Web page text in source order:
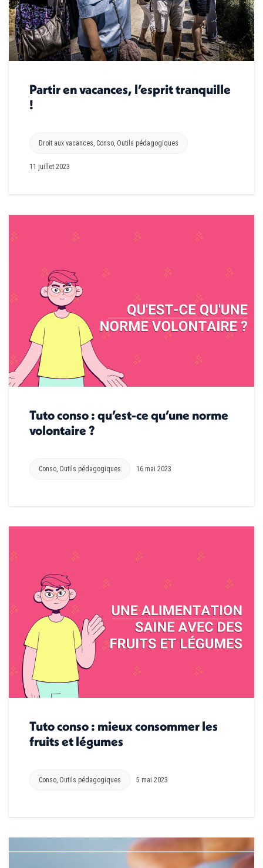
Partir en vacances, l’esprit tranquille
!
Droit aux vacances Conso Outils pédagogiques
11 juillet 2023
Tuto conso : qu’est-ce qu’une norme
volontaire ?
Conso Outils pédagogiques 16 mai 2023
Tuto conso : mieux consommer les
fruits et légumes
Conso, Outils pédagogiques 5 mai 2023